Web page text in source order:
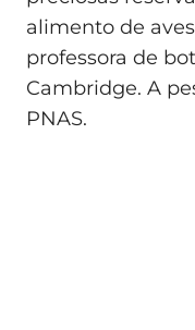
alimento de
professora de
Cambridge. A
PNAS.